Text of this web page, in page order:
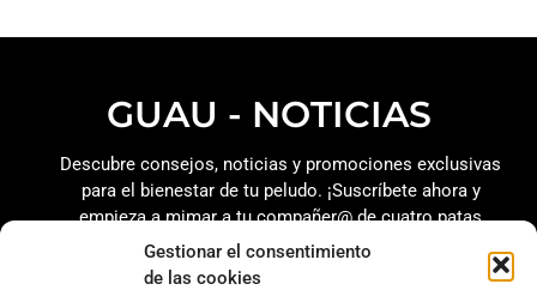
Gestionar el consentimiento
de las cookies
GUAU - NOTICIAS
Descubre consejos, noticias y promociones exclusivas
para el bienestar de tu peludo. ¡Suscríbete ahora y
empieza a mimar a tu compañer@ de cuatro patas
como se merece!